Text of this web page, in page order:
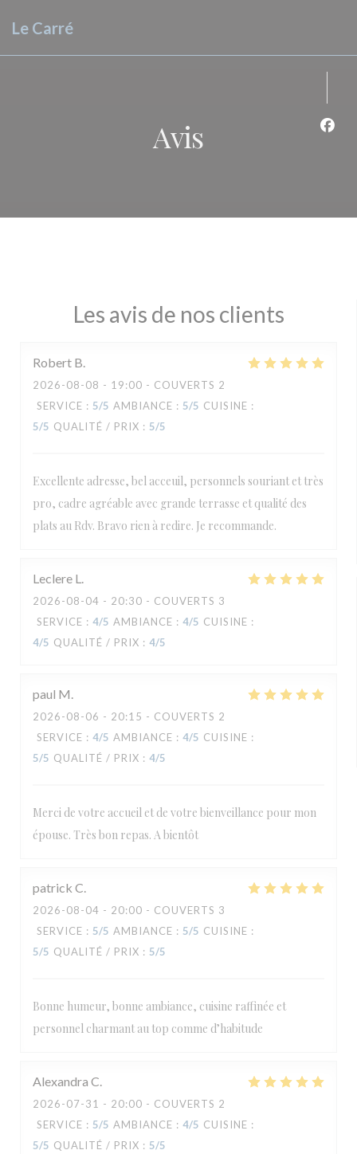
Le Carré
Avis
Les avis de nos clients
Robert B
2026-08-08 - 19:00 - COUVERTS 2
SERVICE : 5/5 AMBIANCE : 5/5 CUISINE :
5/5 QUALITÉ / PRIX : 5/5
Excellente adresse, bel acceuil, personnels souriant et très
pro, cadre agréable avec grande terrasse et qualité des
plats au Rdv. Bravo rien à redire. Je recommande.
Leclere L
2026-08-04 - 20:30 - COUVERTS 3
SERVICE : 4/5 AMBIANCE : 4/5 CUISINE :
4/5 QUALITÉ / PRIX : 4/5
paul M
2026-08-06 - 20:15 - COUVERTS 2
SERVICE : 4/5 AMBIANCE : 4/5 CUISINE :
5/5 QUALITÉ / PRIX : 4/5
Merci de votre accueil et de votre bienveillance pour mon
épouse. Très bon repas. A bientôt
patrick C
2026-08-04 - 20:00 - COUVERTS 3
SERVICE : 5/5 AMBIANCE : 5/5 CUISINE :
5/5 QUALITÉ / PRIX : 5/5
Bonne humeur, bonne ambiance, cuisine raffinée et
personnel charmant au top comme d’habitude
Alexandra C
2026-07-31 - 20:00 - COUVERTS 2
SERVICE : 5/5 AMBIANCE : 4/5 CUISINE :
5/5 QUALITÉ / PRIX : 5/5